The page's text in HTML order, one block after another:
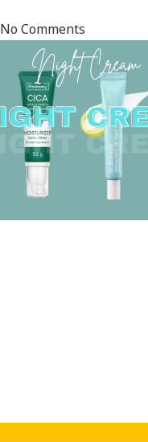
No Comments